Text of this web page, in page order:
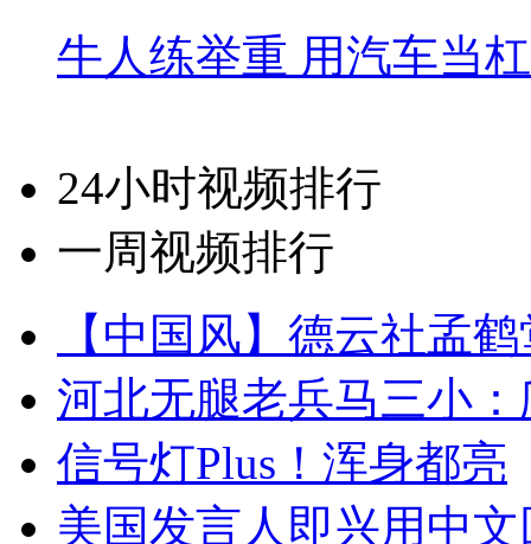
牛人练举重 用汽车当
24小时视频排行
一周视频排行
【中国风】德云社孟
河北无腿老兵马三小
信号灯Plus！浑身都亮
美国发言人即兴用中